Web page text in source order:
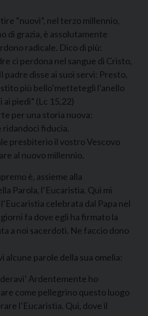
“nuovi”, nel terzo millennio,
di grazia, è assolutamente
radicale. Dico di più:
ci perdona nel sangue di Cristo,
padre disse ai suoi servi: Presto,
più bello’mettetegli l’anello
ai piedi” (Lc 15,22)
per una storia nuova:
ridandoci fiducia.
presbiterio il vostro Vescovo
al nuovo millennio.
è, assieme alla
Parola, l’Eucaristia. Qui mi
celebrata dal Papa nel
fa dove egli ha firmato la
a noi sacerdoti. Ne faccio dono
alcune parole della sua omelia:
Ardentemente ho
come pellegrino questo luogo
l’Eucaristia. Qui, dove il